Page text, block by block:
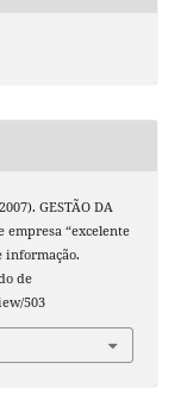
GESTÃO DA
empresa “excelente
informação.
de
503